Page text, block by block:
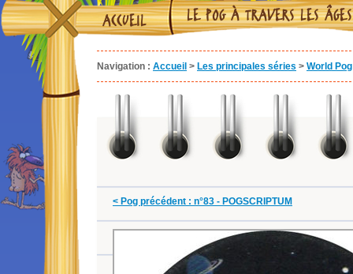
ACCUEIL LE POG À TRAVERS LES ÂGES
Navigation : Accueil > Les principales séries > World
< Pog précédent : n°83 - POGSCRIPTUM